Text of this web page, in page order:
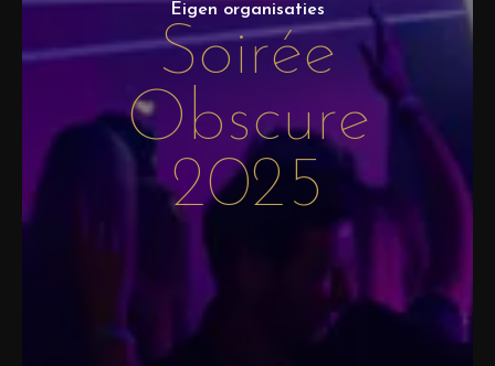
Eigen organisaties
Soirée
Obscure
2025